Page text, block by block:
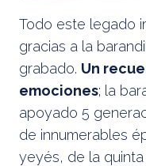
Todo este legado
gracias a la
grabado. Un
emociones; la
apoyado 5
de innumerables
yeyés, de la